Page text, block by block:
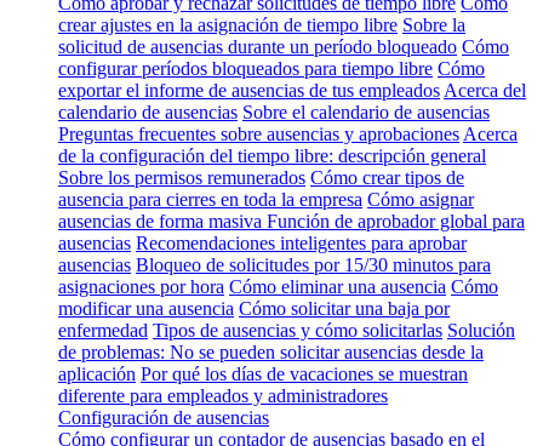
crear ajustes en la asignación de tiempo libre Sobre la
solicitud de ausencias durante un período bloqueado Cómo
configurar períodos bloqueados para tiempo libre Cómo
exportar el informe de ausencias de tus empleados Acerca del
calendario de ausencias Sobre el calendario de ausencias
Preguntas frecuentes sobre ausencias y aprobaciones Acerca
de la configuración del tiempo libre: descripción general
Sobre los permisos remunerados Cómo crear tipos de
ausencia para cierres en toda la empresa Cómo asignar
ausencias de forma masiva Función de aprobador global para
ausencias Recomendaciones inteligentes para aprobar
ausencias Bloqueo de solicitudes por 15/30 minutos para
asignaciones por hora Cómo eliminar una ausencia Cómo
modificar una ausencia Cómo solicitar una baja por
enfermedad Tipos de ausencias y cómo solicitarlas Solución
de problemas: No se pueden solicitar ausencias desde la
aplicación Por qué los días de vacaciones se muestran
diferente para empleados y administradores
Configuración de ausencias
Cómo configurar un contador de ausencias basado en el